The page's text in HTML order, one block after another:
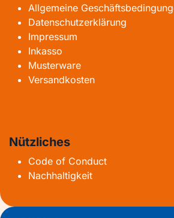
Allgemeine
Datenschutzerklärung
Impressum
Inkasso
Musterware
Versandkosten
Nützliches
Code of Conduct
Nachhaltigkeit